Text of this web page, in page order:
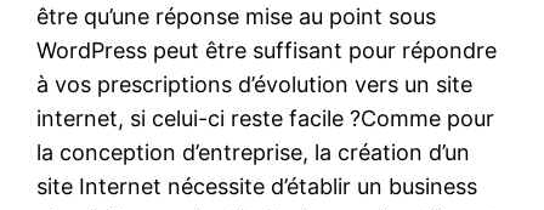
être qu’une réponse mise au point sous
WordPress peut être suffisant pour répondre
à vos prescriptions d’évolution vers un site
internet, si celui-ci reste facile ?Comme pour
la conception d’entreprise, la création d’un
site Internet nécessite d’établir un business